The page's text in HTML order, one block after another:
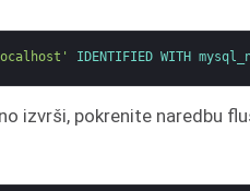
IDENTIFIED WITH
izvrši, pokrenite naredbu